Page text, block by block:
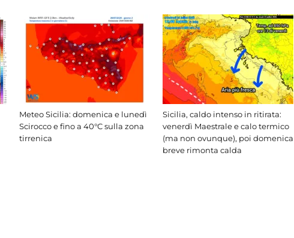
Meteo Sicilia: domenica e lunedì
Scirocco e fino a 40°C sulla zona
tirrenica
Sicilia, caldo intenso in ritirata:
venerdì Maestrale e calo termico
(ma non ovunque), poi domenica
breve rimonta calda